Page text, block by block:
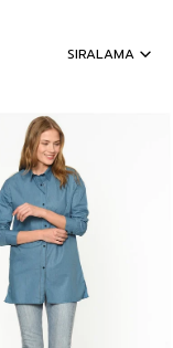
SIRALAMA